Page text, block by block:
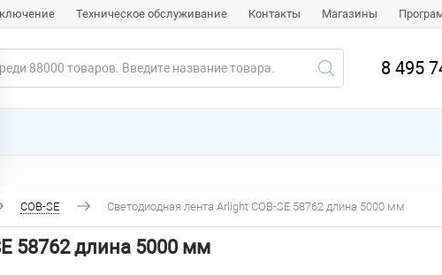
Техническое обслуживание Контакты Магазины
8 495
COB-SE Светодиодная лента Arlight COB-SE 58762 длина 5000 мм
58762 длина 5000 мм